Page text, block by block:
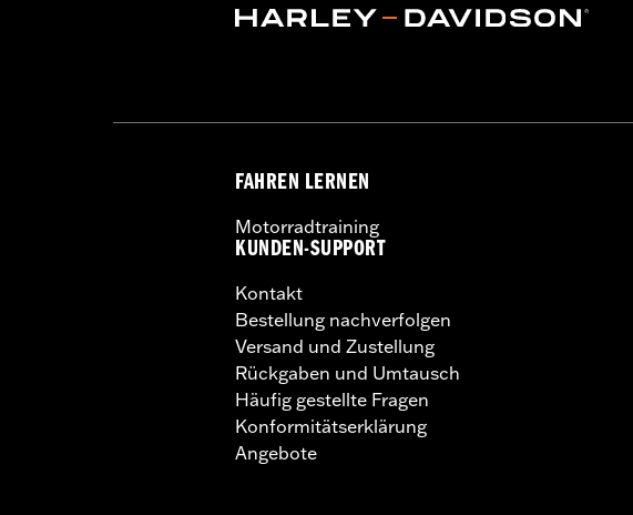
FAHREN LERNEN
Motorradtraining
KUNDEN-SUPPORT
Kontakt
Bestellung nachverfolgen
Versand und Zustellung
Rückgaben und Umtausch
Häufig gestellte Fragen
Konformitätserklärung
Angebote